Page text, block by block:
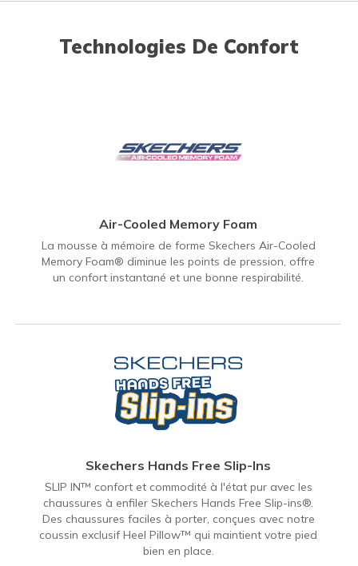
Technologies De Confort
Air-Cooled Memory Foam
La mousse à mémoire de forme Skechers Air-Cooled
Memory Foam® diminue les points de pression, offre
un confort instantané et une bonne respirabilité.
Skechers Hands Free Slip-Ins
SLIP IN™ confort et commodité à l'état pur avec les
chaussures à enfiler Skechers Hands Free Slip-ins®.
Des chaussures faciles à porter, conçues avec notre
coussin exclusif Heel Pillow™ qui maintient votre pied
bien en place.